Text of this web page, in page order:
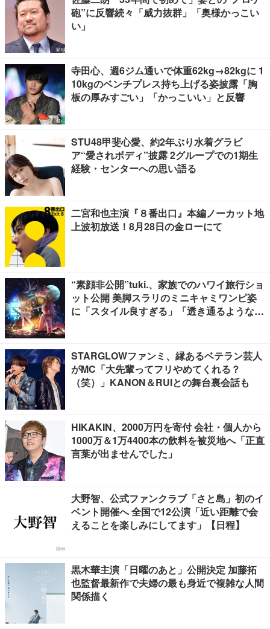
砲”に反響続々「威力抜群」「奥様かっこい
い」
寺田心、週6ジム通いで体重62kg→82kgに 1
10kgのベンチプレス持ち上げる姿披露「胸
板の厚みすごい」「かっこいい」と反響
STU48甲斐心愛、約2年ぶり水着グラビ
ア“愛されボディ”披露 2グループでの1期生
経験・センターへの思い語る
二宮和也主演『８番出口』本編ノーカット地
上波初放送！8月28日の金ローにて
“素顔非公開”tuki.、家族でのハワイ旅行ショ
ット公開 美脚スラリのミニキャミワンピ姿
に「スタイル良すぎる」「透き通るような透
STARGLOWファンミ、縁あるベテラン芸人
がMC「大先輩ってフリやめてくれる？
（笑）」KANON＆RUIとの舞台裏会話も
HIKAKIN、2000万円を寄付 会社・個人から
1000万＆1万4400本の飲料を被災地へ「正直
言葉が出ませんでした」
大野智、公式ファンクラブ「さと島」初のイ
ベント開催へ 全国で12公演「近い距離で会
えることを楽しみにしてます」【日程】
黒木華主演「日曜のあと」公開決定 加藤拓
也監督最新作で夫婦の最も身近で複雑な人間
関係描く